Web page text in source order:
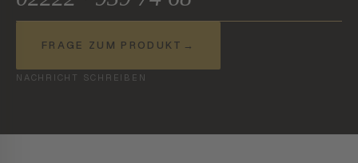
FRAGE ZUM PRODUKT →
NACHRICHT SCHREIBEN